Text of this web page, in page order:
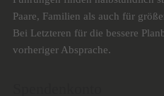
Paare, Familien als auch für
Bei Letzteren für die bessere
vorheriger Absprache.